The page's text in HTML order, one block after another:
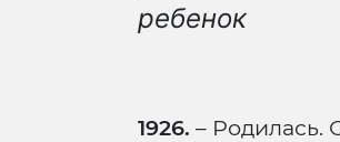
ребенок
1926. – Родилась.